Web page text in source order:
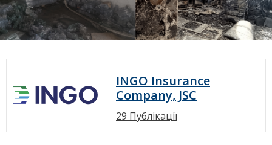
INGO Insurance
Company, JSC
29 Публікації